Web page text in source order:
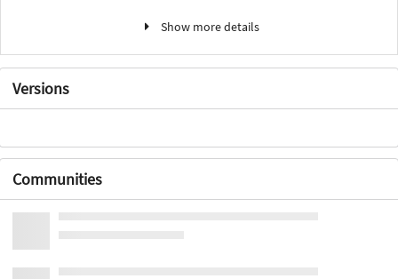
Show more details
Versions
Communities